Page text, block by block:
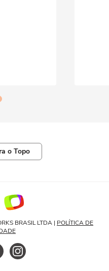
o Topo
BRASIL LTDA | POLÍTICA DE